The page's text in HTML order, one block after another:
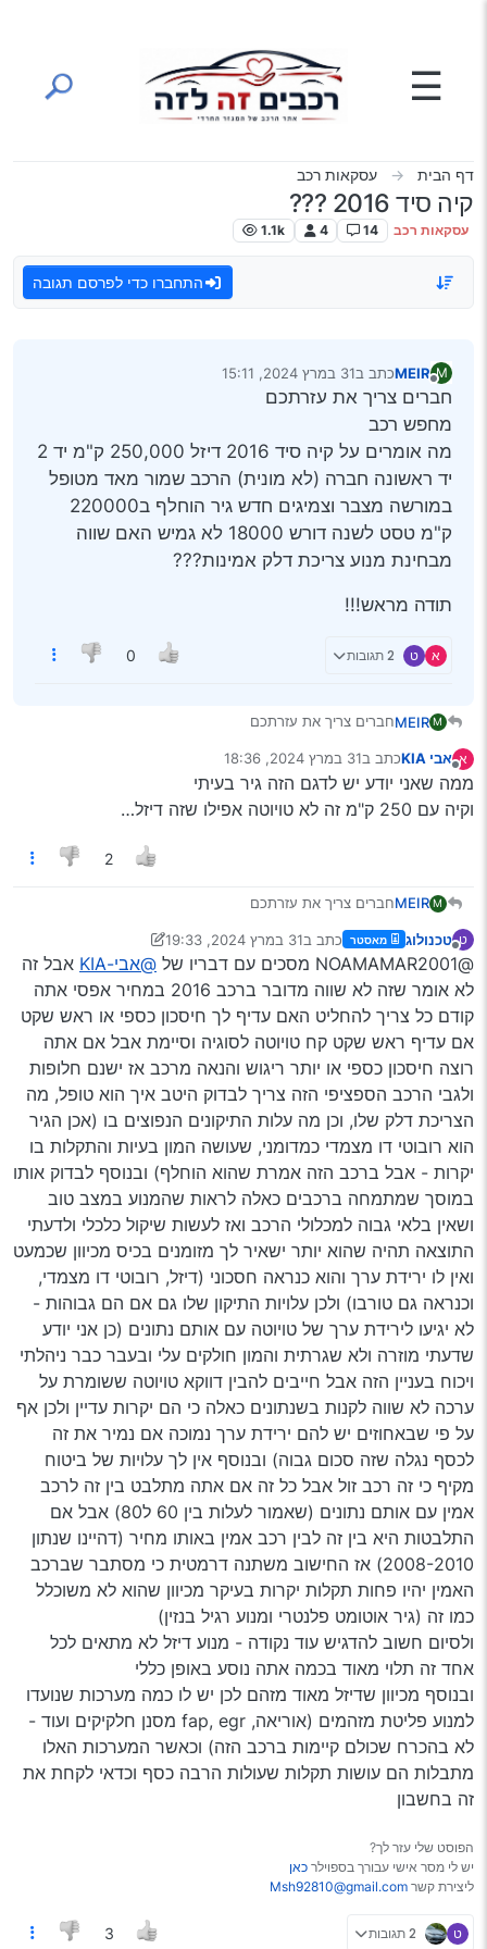
☰
דף הבית עסקאות רכב
קיה סיד 2016 ???
עסקאות רכב 14
4
1.1k
התחברו כדי לפרסם תגובה
M
מנותק
MEIRכתב ב31 במרץ 2024, 15:11
נערך לאחרונה על ידי
חברים צריך את עזרתכם
מחפש רכב
מה אומרים על קיה סיד 2016 דיזל 250,000 ק"מ יד 2
יד ראשונה חברה (לא מונית) הרכב שמור מאד מטופל
במורשה מצבר וצמיגים חדש גיר הוחלף ב220000
ק"מ טסט לשנה דורש 18000 לא גמיש האם שווה
מבחינת מנוע צריכת דלק אמינות???
תודה מראש!!!
א ט 2 תגובות 0
M
MEIRחברים צריך את עזרתכם
ראשונה חברה (לא מונית) הרכב שמור מאד מטופל במורשה
מצבר וצמיגים חדש גיר הוחלף ב220000 ק"מ טסט לשנה דורש
תודה מראש!!! א אבי KIA כתב ב31 במרץ 2024, 18:36
נערך לאחרונה על ידי
ממה שאני יודע יש לדגם הזה גיר בעיתי
וקיה עם 250 ק"מ זה לא טויוטה אפילו שזה דיזל…
2
M
MEIRחברים צריך את עזרתכם
ראשונה חברה (לא מונית) הרכב שמור מאד מטופל במורשה
מצבר וצמיגים חדש גיר הוחלף ב220000 ק"מ טסט לשנה דורש
18000 לא גמיש האם שווה מבחינת מנוע צריכת דלק
אמינות???
תודה מראש!!! ט
מנותק
טכנולוג מאסטר כתב ב31 במרץ 2024, 19:33
נערך לאחרונה על ידי טכנולוג4 בינו׳ 2024, 8:59
@NOAMAMAR2001 מסכים עם דבריו של @אבי-KIA
אבל זה
לא אומר שזה לא שווה מדובר ברכב 2016 במחיר אפסי אתה
קודם כל צריך להחליט האם עדיף לך חיסכון כספי או ראש שקט
אם עדיף ראש שקט קח טויוטה לסוגיה וסיימת אבל אם אתה
רוצה חיסכון כספי או יותר ריגוש והנאה מרכב אז ישנם חלופות
ולגבי הרכב הספציפי הזה צריך לבדוק היטב איך הוא טופל, מה
הצריכת דלק שלו, וכן מה עלות התיקונים הנפוצים בו (אכן הגיר
הוא רובוטי דו מצמדי כמדומני, שעושה המון בעיות והתקלות בו
יקרות - אבל ברכב הזה אמרת שהוא הוחלף) ובנוסף לבדוק אותו
במוסך שמתמחה ברכבים כאלה לראות שהמנוע במצב טוב
ושאין בלאי גבוה למכלולי הרכב ואז לעשות שיקול כלכלי ולדעתי
התוצאה תהיה שהוא יותר ישאיר לך מזומנים בכיס מכיוון שכמעט
ואין לו ירידת ערך והוא כנראה חסכוני (דיזל, רובוטי דו מצמדי,
וכנראה גם טורבו) ולכן עלויות התיקון שלו גם אם הם גבוהות -
לא יגיעו לירידת ערך של טויוטה עם אותם נתונים (כן אני יודע
שדעתי מוזרה ולא שגרתית והמון חולקים עלי ובעבר כבר ניהלתי
ויכוח בעניין הזה אבל חייבים להבין דווקא טויוטה ששומרת על
ערכה לא שווה לקנות בשנתונים כאלה כי הם יקרות עדיין ולכן אף
על פי שבאחוזים יש להם ירידת ערך נמוכה אם נמיר את זה
לכסף נגלה שזה סכום גבוה) ובנוסף אין לך עלויות של ביטוח
מקיף כי זה רכב זול אבל כל זה אם אתה מתלבט בין זה לרכב
אמין עם אותם נתונים (שאמור לעלות בין 60 ל80) אבל אם
התלבטות היא בין זה לבין רכב אמין באותו מחיר (דהיינו שנתון
2008-2010) אז החישוב משתנה דרמטית כי מסתבר שברכב
האמין יהיו פחות תקלות יקרות בעיקר מכיוון שהוא לא משוכלל
כמו זה (גיר אוטומט פלנטרי ומנוע רגיל בנזין)
ולסיום חשוב להדגיש עוד נקודה - מנוע דיזל לא מתאים לכל
אחד זה תלוי מאוד בכמה אתה נוסע באופן כללי
ובנוסף מכיוון שדיזל מאוד מזהם לכן יש לו כמה מערכות שנועדו
למנוע פליטת מזהמים (אוריאה, fap, egr מסנן חלקיקים ועוד -
לא בהכרח שכולם קיימות ברכב הזה) וכאשר המערכות האלו
מתבלות הם עושות תקלות שעולות הרבה כסף וכדאי לקחת את
זה בחשבון
הפוסט שלי עזר לך?
יש לי מסר אישי עבורך בספוילר כאן
ליצירת קשר Msh92810@gmail.com
ט 2 תגובות 3